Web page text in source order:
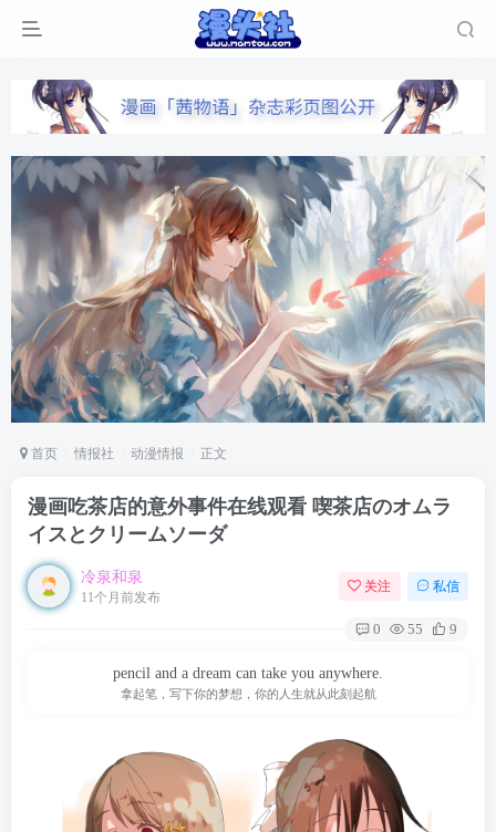
首页 情报社 动漫情报 正文
漫画吃茶店的意外事件在线观看 喫茶店のオムラ
イスとクリームソーダ
冷泉和泉
11个月前发布
关注 私信
0 55 9
pencil and a dream can take you anywhere.
拿起笔，写下你的梦想，你的人生就从此刻起航